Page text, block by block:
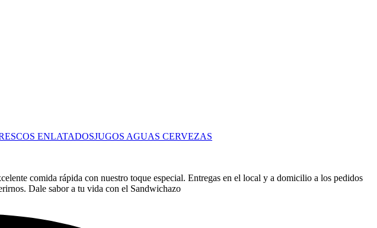
ENLATADOSJUGOS AGUAS CERVEZAS
comida rápida con nuestro toque especial. Entregas en el local y a domicilio a los pedidos
Dale sabor a tu vida con el Sandwichazo